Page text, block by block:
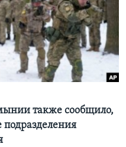
также сообщило,